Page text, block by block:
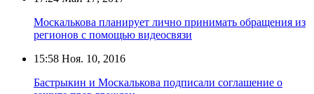
Москалькова планирует лично принимать обращения из
регионов с помощью видеосвязи
15:58 Ноя. 10, 2016
Бастрыкин и Москалькова подписали соглашение о